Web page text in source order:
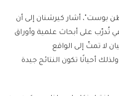
بوست"، أشار كيرشنان إلى أن
تُدرّب على أبحاث علمية وأوراق
لا تمتّ إلى الواقع
أحيانًا تكون النتائج جيدة